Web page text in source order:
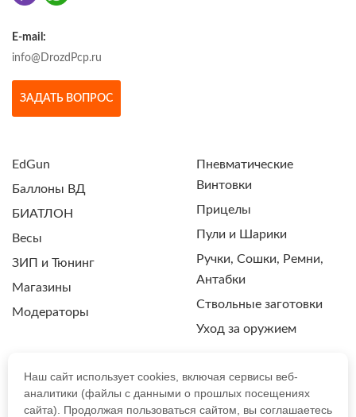
E-mail:
info@DrozdPcp.ru
ЗАДАТЬ ВОПРОС
EdGun
Баллоны ВД
БИАТЛОН
Весы
ЗИП и Тюнинг
Магазины
Модераторы
Пневматические
Винтовки
Прицелы
Пули и Шарики
Ручки, Сошки, Ремни,
Антабки
Ствольные заготовки
Уход за оружием
ПОЛИТИКА КОНФИДЕНЦИАЛЬНОСТИ
Наш сайт использует cookies, включая сервисы веб-
аналитики (файлы с данными о прошлых посещениях
сайта). Продолжая пользоваться сайтом, вы соглашаетесь